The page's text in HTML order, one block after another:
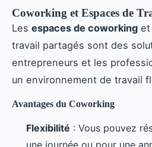
Coworking et Espaces de
Les espaces de coworking et
travail partagés sont des
entrepreneurs et les
un environnement de travail
Avantages du Coworking
Flexibilité : Vous pouvez